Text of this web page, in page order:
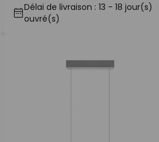
Délai de livraison : 13 - 18 jour(s)
ouvré(s)